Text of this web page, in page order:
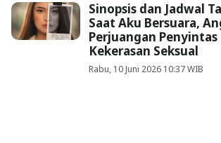
Sinopsis dan Jadwal
Saat Aku Bersuara,
Perjuangan Penyintas
Kekerasan Seksual
Rabu, 10 Juni 2026 10:37 WIB